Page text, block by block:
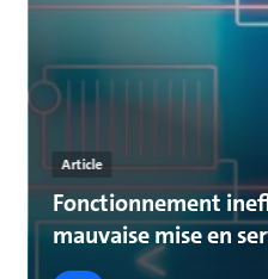
Article
Fonctionnement
mauvaise mise en